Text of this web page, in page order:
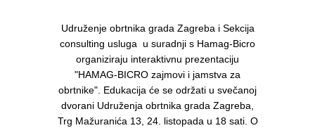
Udruženje obrtnika grada Zagreba i Sekcija
consulting usluga u suradnji s Hamag-Bicro
organiziraju interaktivnu prezentaciju
"HAMAG-BICRO zajmovi i jamstva za
obrtnike". Edukacija će se održati u svečanoj
dvorani Udruženja obrtnika grada Zagreba,
Trg Mažuranića 13, 24. listopada u 18 sati. O